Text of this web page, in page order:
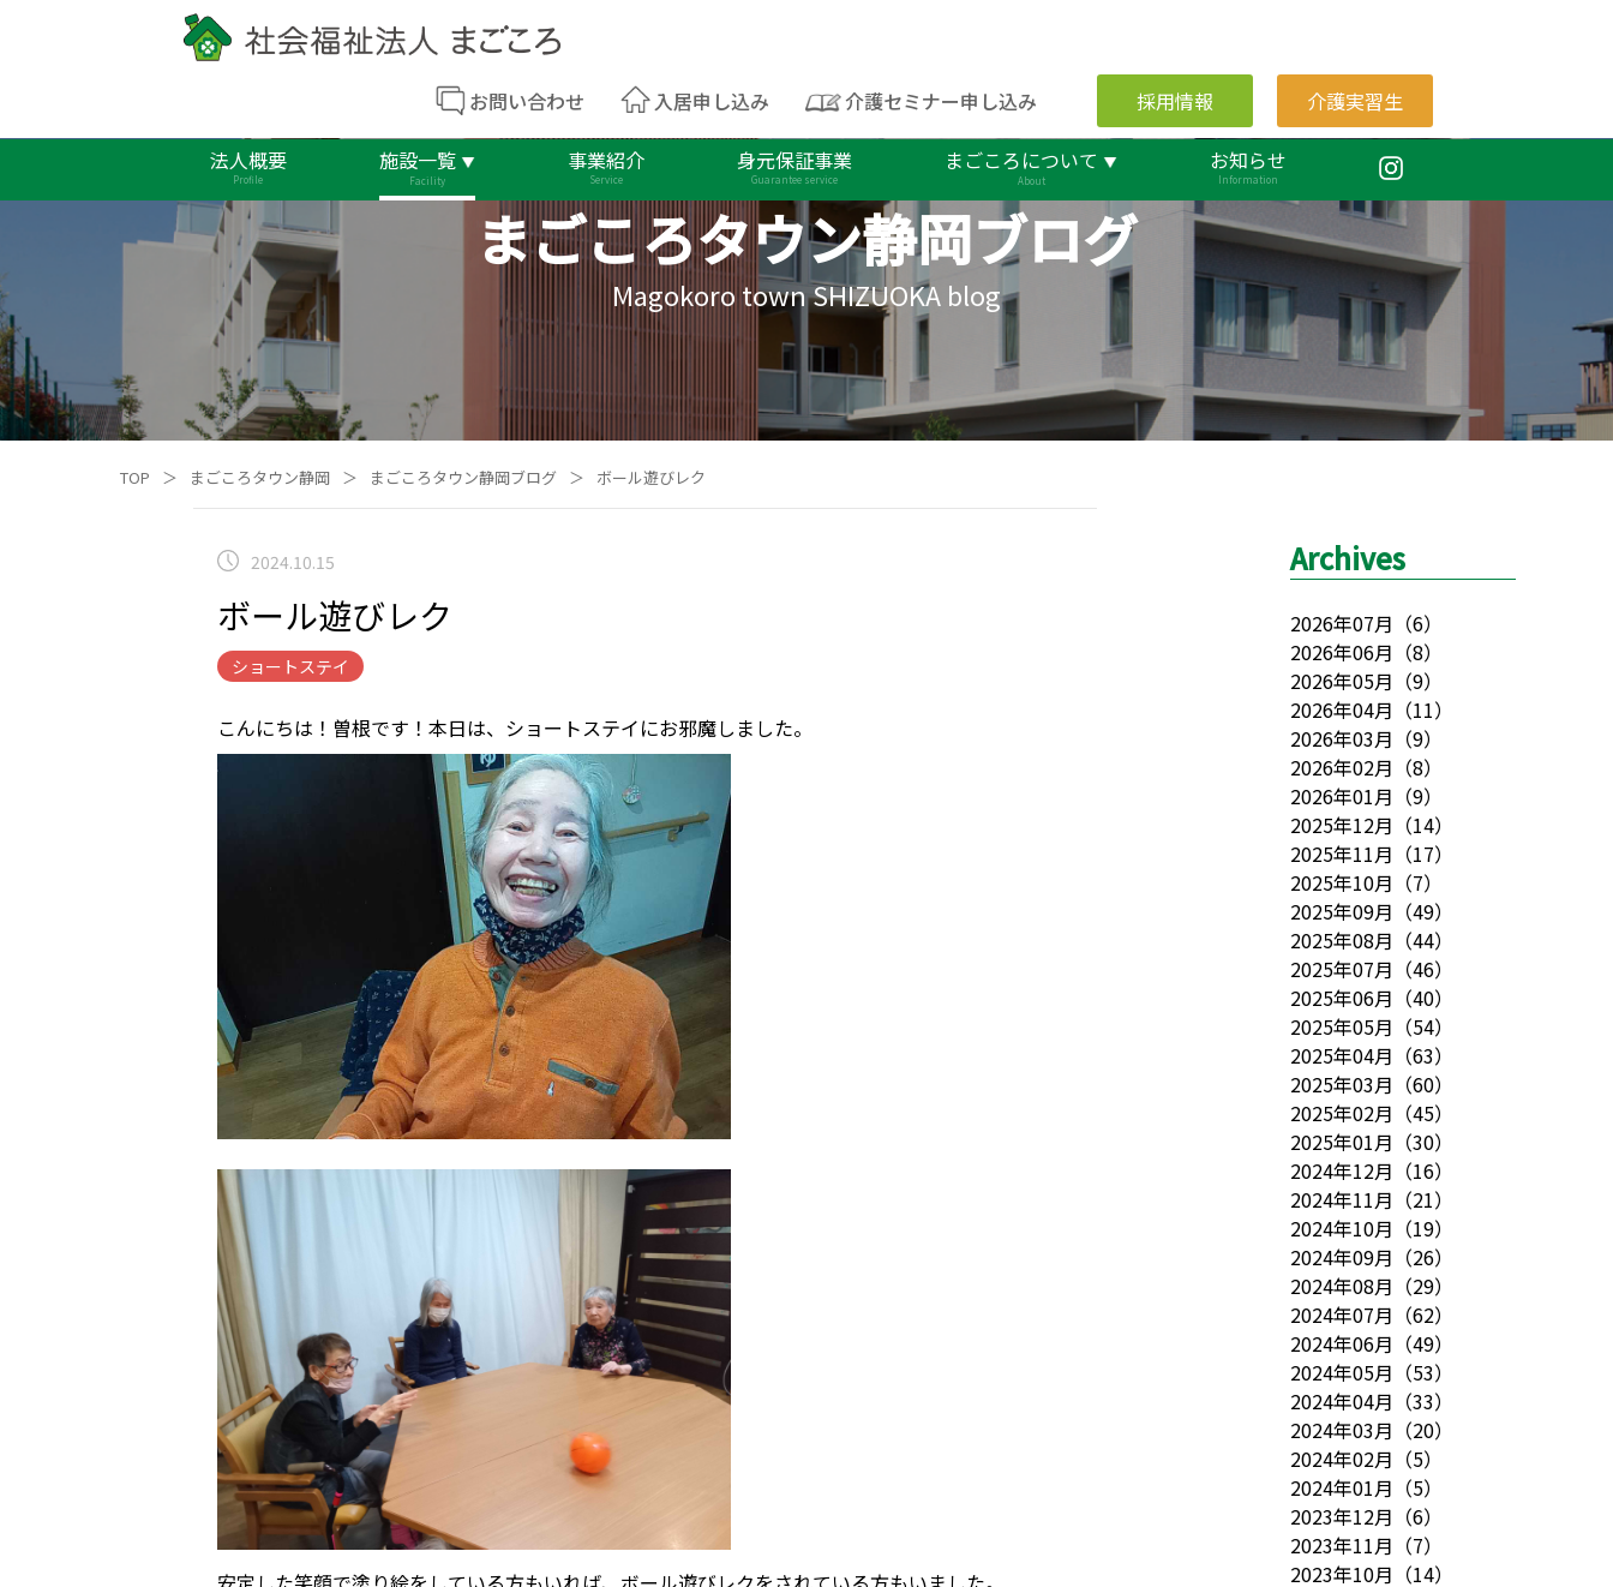
お問い合わせ 入居申し込み 介護セミナー申し込み 採用情報 介護実習生
法人概要
Profile
施設一覧
Facility
事業紹介
Service
身元保証事業
Guarantee service
まごころについて
About
お知らせ
Information
まごころタウン静岡ブログ
Magokoro town SHIZUOKA blog
TOP ＞ まごころタウン静岡 ＞ まごころタウン静岡ブログ ＞ ボール遊びレク
2024.10.15
ボール遊びレク
ショートステイ
こんにちは！曽根です！本日は、ショートステイにお邪魔しました。
Archives
2026年07月 （6）
2026年06月 （8）
2026年05月 （9）
2026年04月 （11）
2026年03月 （9）
2026年02月 （8）
2026年01月 （9）
2025年12月 （14）
2025年11月 （17）
2025年10月 （7）
2025年09月 （49）
2025年08月 （44）
2025年07月 （46）
2025年06月 （40）
2025年05月 （54）
2025年04月 （63）
2025年03月 （60）
2025年02月 （45）
2025年01月 （30）
2024年12月 （16）
2024年11月 （21）
2024年10月 （19）
2024年09月 （26）
2024年08月 （29）
2024年07月 （62）
2024年06月 （49）
2024年05月 （53）
2024年04月 （33）
2024年03月 （20）
2024年02月 （5）
2024年01月 （5）
2023年12月 （6）
2023年11月 （7）
2023年10月 （14）